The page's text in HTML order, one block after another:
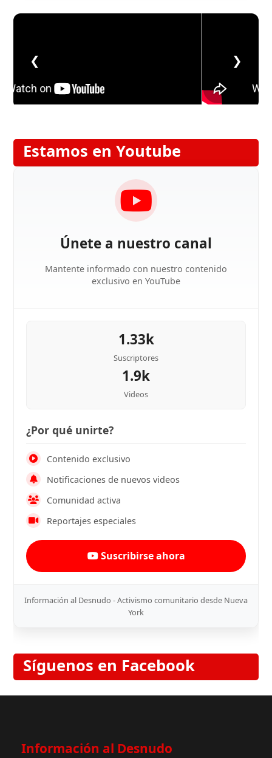
❮ ❯
Estamos en Youtube
Únete a nuestro canal
Mantente informado con nuestro contenido
exclusivo en YouTube
1.33k
Suscriptores
1.9k
Videos
¿Por qué unirte?
Contenido exclusivo
Notificaciones de nuevos videos
Comunidad activa
Reportajes especiales
Suscribirse ahora
Información al Desnudo - Activismo comunitario desde Nueva
York
Síguenos en Facebook
Información al Desnudo